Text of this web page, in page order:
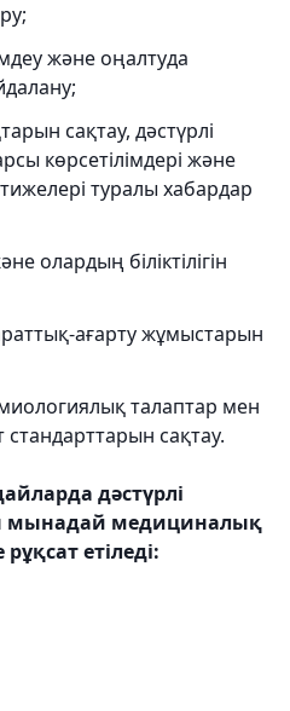
және оңалтуда
сақтау, дәстүрлі
көрсетілімдері және
туралы хабардар
олардың біліктілігін
ағарту жұмыстарын
талаптар мен
сақтау.
дәстүрлі
мынадай медициналық
етіледі: